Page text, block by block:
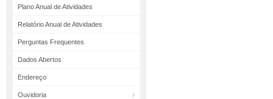
Plano Anual de Atividades
Relatório Anual de Atividades
Perguntas Frequentes
Dados Abertos
Endereço
Ouvidoria